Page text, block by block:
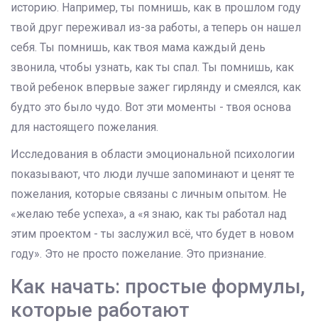
историю. Например, ты помнишь, как в прошлом году
твой друг переживал из-за работы, а теперь он нашел
себя. Ты помнишь, как твоя мама каждый день
звонила, чтобы узнать, как ты спал. Ты помнишь, как
твой ребенок впервые зажег гирлянду и смеялся, как
будто это было чудо. Вот эти моменты - твоя основа
для настоящего пожелания.
Исследования в области эмоциональной психологии
показывают, что люди лучше запоминают и ценят те
пожелания, которые связаны с личным опытом. Не
«желаю тебе успеха», а «я знаю, как ты работал над
этим проектом - ты заслужил всё, что будет в новом
году». Это не просто пожелание. Это признание.
Как начать: простые формулы,
которые работают